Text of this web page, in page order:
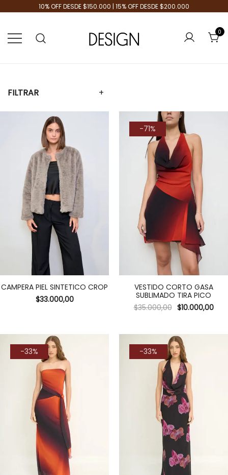
10% OFF DESDE $150.000 | 15% OFF DESDE $200.000
0
FILTRAR +
CAMPERA PIEL SINTETICO CROP
$33.000,00
-71%
VESTIDO CORTO GASA
SUBLIMADO TIRA PICO
$35.000,00 $10.000,00
-33% -33%